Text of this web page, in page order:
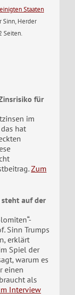
Staaten
Sinn, Herder
Seiten.
für
im
hat
Zum
auf der
Sinn Trumps
erklärt
Spiel der
warum es
einen
als
Interview